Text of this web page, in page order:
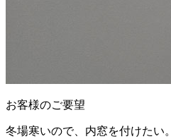
お客様のご要望
冬場寒いので、内窓を付けたい。